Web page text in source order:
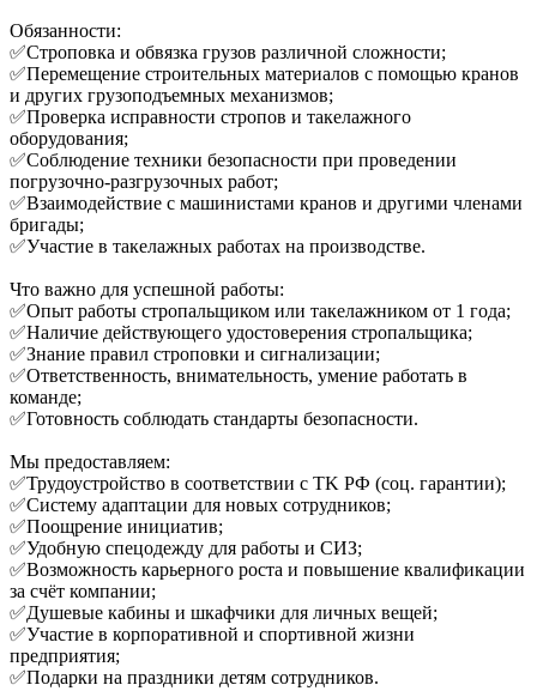
Обязанности:
✅Строповка и обвязка грузов различной сложности;
✅Перемещение строительных материалов с помощью кранов
и других грузоподъемных механизмов;
✅Проверка исправности стропов и такелажного
оборудования;
✅Соблюдение техники безопасности при проведении
погрузочно-разгрузочных работ;
✅Взаимодействие с машинистами кранов и другими членами
бригады;
✅Участие в такелажных работах на производстве.
Что важно для успешной работы:
✅Опыт работы стропальщиком или такелажником от 1 года;
✅Наличие действующего удостоверения стропальщика;
✅Знание правил строповки и сигнализации;
✅Ответственность, внимательность, умение работать в
команде;
✅Готовность соблюдать стандарты безопасности.
Мы предоставляем:
✅Трудоустройcтвo в cоoтвeтcтвии с TK PФ (cоц. гaрантии);
✅Систему адаптации для новых сотрудников;
✅Поощрение инициатив;
✅Удобную спецодежду для работы и СИЗ;
✅Возможность карьерного роста и повышение квалификации
за счёт компании;
✅Душевые кабины и шкафчики для личных вещей;
✅Участие в корпоративной и спортивной жизни
предприятия;
✅Подарки на праздники детям сотрудников.